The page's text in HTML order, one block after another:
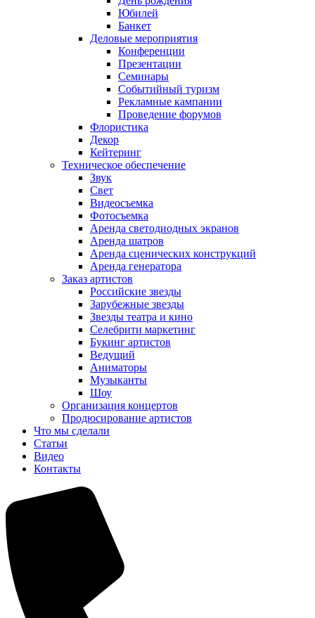
Юбилей
Банкет
Деловые мероприятия
Конференции
Презентации
Семинары
Событийный туризм
Рекламные кампании
Проведение форумов
Флористика
Декор
Кейтеринг
Техническое обеспечение
Звук
Свет
Видеосъемка
Фотосъемка
Аренда светодиодных экранов
Аренда шатров
Аренда сценических конструкций
Аренда генератора
Заказ артистов
Российские звезды
Зарубежные звезды
Звезды театра и кино
Селебрити маркетинг
Букинг артистов
Ведущий
Аниматоры
Музыканты
Шоу
Организация концертов
Продюсирование артистов
Что мы сделали
Cтатьи
Видео
Контакты